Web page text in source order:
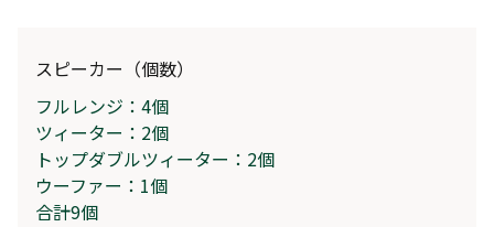
スピーカー（個数）
フルレンジ： 4個
ツィーター：2個
トップダブルツィーター： 2個
ウーファー：1個
合計9個